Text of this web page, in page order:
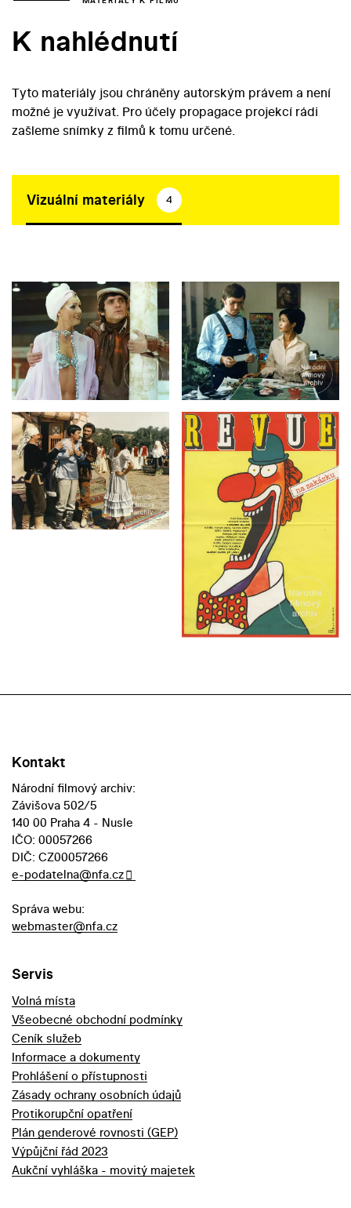
K nahlédnutí
Tyto materiály jsou chráněny autorským právem a není
možné je využívat. Pro účely propagace projekcí rádi
zašleme snímky z filmů k tomu určené.
Vizuální materiály 4
Kontakt
Národní filmový archiv:
Závišova 502/5
140 00 Praha 4 - Nusle
IČO: 00057266
DIČ: CZ00057266
e-podatelna@nfa.cz
Správa webu:
webmaster@nfa.cz
Servis
Volná místa
Všeobecné obchodní podmínky
Ceník služeb
Informace a dokumenty
Prohlášení o přístupnosti
Zásady ochrany osobních údajů
Protikorupční opatření
Plán genderové rovnosti (GEP)
Výpůjční řád 2023
Aukční vyhláška - movitý majetek